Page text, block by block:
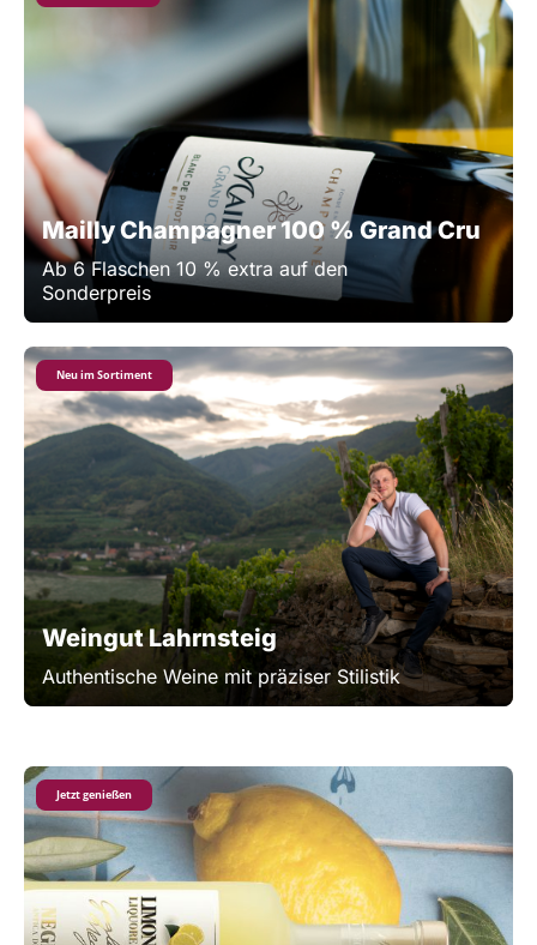
Mailly Champagner 100 % Grand Cru
Ab 6 Flaschen 10 % extra auf den
Sonderpreis
Weingut Lahrnsteig
Authentische Weine mit präziser Stilistik
Neu im Sortiment
Jetzt genießen